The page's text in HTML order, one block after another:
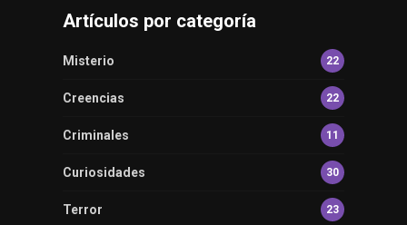
Artículos por categoría
Misterio 22
Creencias 22
Criminales 11
Curiosidades 30
Terror 23